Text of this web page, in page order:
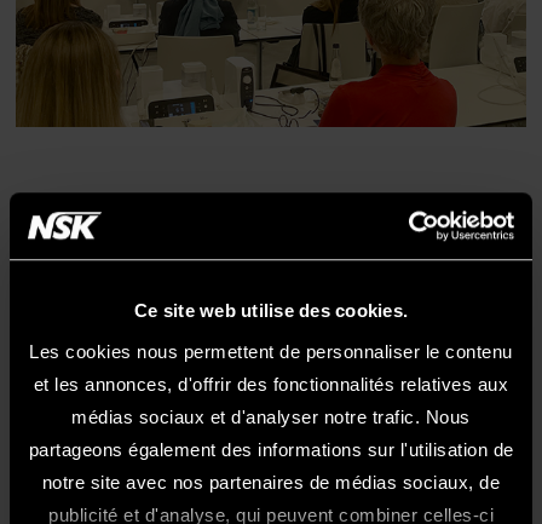
Ce site web utilise des cookies.
Les cookies nous permettent de personnaliser le contenu
et les annonces, d'offrir des fonctionnalités relatives aux
médias sociaux et d'analyser notre trafic. Nous
partageons également des informations sur l'utilisation de
notre site avec nos partenaires de médias sociaux, de
publicité et d'analyse, qui peuvent combiner celles-ci
NSK Videos Seminar（Japan）
events/seminar_videos/
Retour au début de la page sur le
développement durable